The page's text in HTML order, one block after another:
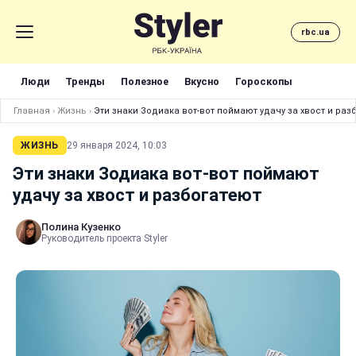
rbc.ua
Люди Тренды Полезное Вкусно Гороскопы
Главная › Жизнь › Эти знаки Зодиака вот-вот поймают удачу за хвост и
ЖИЗНЬ 29 января 2024, 10:03
Эти знаки Зодиака вот-вот поймают
удачу за хвост и разбогатеют
Полина Кузенко
Руководитель проекта Styler